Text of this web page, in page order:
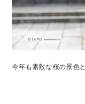
今年も素敵な桜の景色と